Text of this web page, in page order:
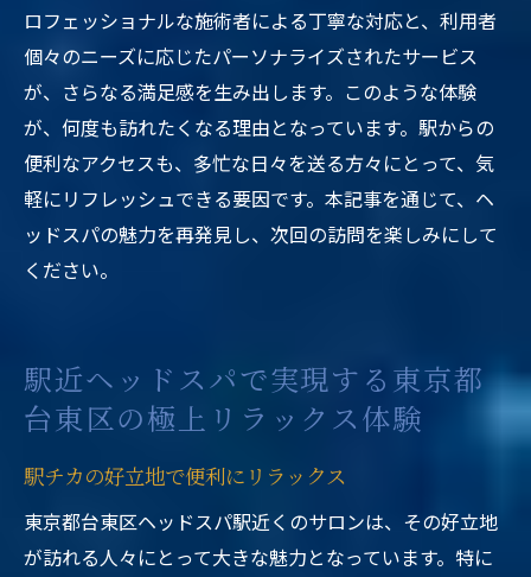
ロフェッショナルな施術者による丁寧な対応と、利用者
個々のニーズに応じたパーソナライズされたサービス
が、さらなる満足感を生み出します。このような体験
が、何度も訪れたくなる理由となっています。駅からの
便利なアクセスも、多忙な日々を送る方々にとって、気
軽にリフレッシュできる要因です。本記事を通じて、ヘ
ッドスパの魅力を再発見し、次回の訪問を楽しみにして
ください。
駅近ヘッドスパで実現する東京都
台東区の極上リラックス体験
駅チカの好立地で便利にリラックス
東京都台東区ヘッドスパ駅近くのサロンは、その好立地
が訪れる人々にとって大きな魅力となっています。特に